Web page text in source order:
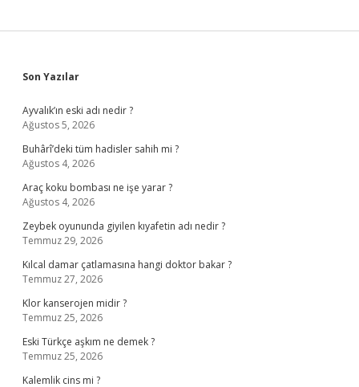
Sidebar
Son Yazılar
Ayvalık’ın eski adı nedir ?
Ağustos 5, 2026
Buhârî’deki tüm hadisler sahih mi ?
Ağustos 4, 2026
Araç koku bombası ne işe yarar ?
Ağustos 4, 2026
Zeybek oyununda giyilen kıyafetin adı nedir ?
Temmuz 29, 2026
Kılcal damar çatlamasına hangi doktor bakar ?
Temmuz 27, 2026
Klor kanserojen midir ?
Temmuz 25, 2026
Eski Türkçe aşkım ne demek ?
Temmuz 25, 2026
Kalemlik cins mi ?